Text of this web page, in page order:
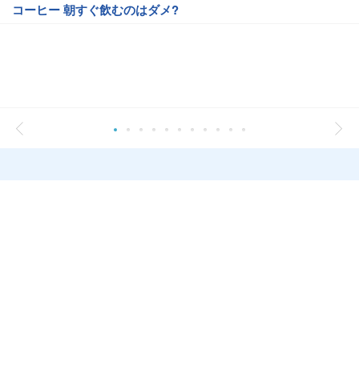
コーヒー 朝すぐ飲むのはダメ?